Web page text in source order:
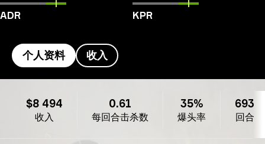
ADR KPR
个人资料 收入
收入
$8 494
每回合击杀数
0.61
爆头率
35%
回合
693